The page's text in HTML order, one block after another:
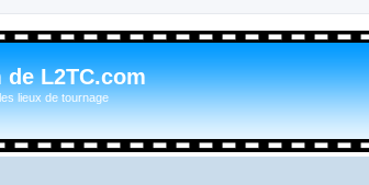
de L2TC.com
lieux de tournage